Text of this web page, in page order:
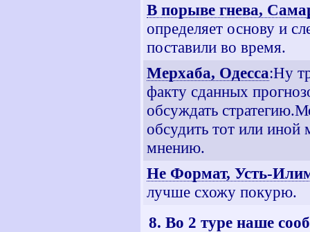
В порыве гнева,
определяет основу и
поставили во время.
Мерхаба, Одесса:Ну
факту сданных
обсуждать
обсудить тот или иной
мнению.
Не Формат, Усть-
лучше схожу покурю.
8. Во 2 туре наше